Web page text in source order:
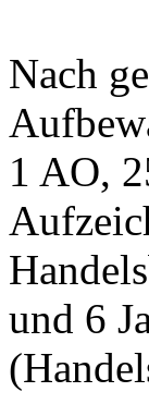
Nach
1 AO,
und 6